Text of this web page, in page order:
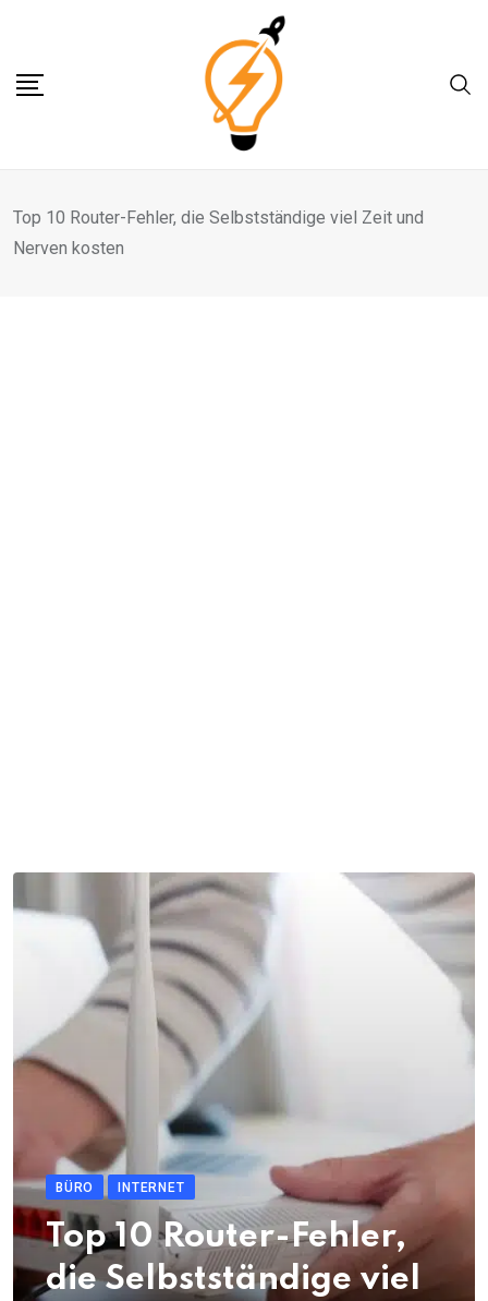
content
Top 10 Router-Fehler, die Selbstständige viel Zeit und
Nerven kosten
BÜRO INTERNET
Top 10 Router-Fehler,
die Selbstständige viel